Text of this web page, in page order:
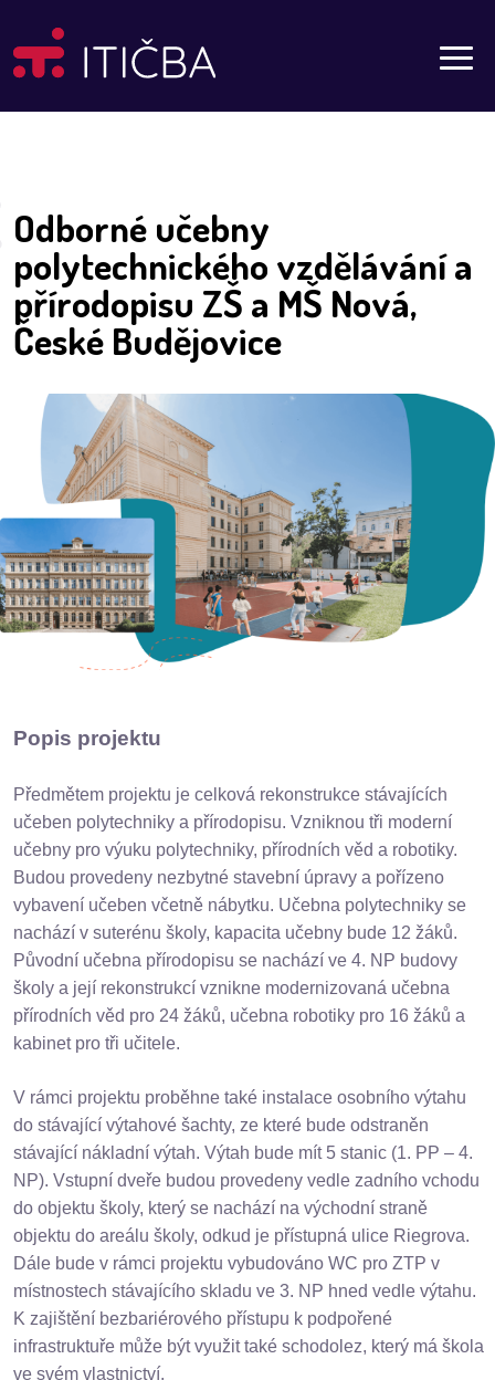
Aktuality
Odborné učebny
polytechnického vzdělávání a
přírodopisu ZŠ a MŠ Nová,
České Budějovice
Popis projektu
Předmětem projektu je celková rekonstrukce stávajících
učeben polytechniky a přírodopisu. Vzniknou tři moderní
učebny pro výuku polytechniky, přírodních věd a robotiky.
Budou provedeny nezbytné stavební úpravy a pořízeno
vybavení učeben včetně nábytku. Učebna polytechniky se
nachází v suterénu školy, kapacita učebny bude 12 žáků.
Původní učebna přírodopisu se nachází ve 4. NP budovy
školy a její rekonstrukcí vznikne modernizovaná učebna
přírodních věd pro 24 žáků, učebna robotiky pro 16 žáků a
kabinet pro tři učitele.
V rámci projektu proběhne také instalace osobního výtahu
do stávající výtahové šachty, ze které bude odstraněn
stávající nákladní výtah. Výtah bude mít 5 stanic (1. PP – 4.
NP). Vstupní dveře budou provedeny vedle zadního vchodu
do objektu školy, který se nachází na východní straně
objektu do areálu školy, odkud je přístupná ulice Riegrova.
Dále bude v rámci projektu vybudováno WC pro ZTP v
místnostech stávajícího skladu ve 3. NP hned vedle výtahu.
K zajištění bezbariérového přístupu k podpořené
infrastruktuře může být využit také schodolez, který má škola
ve svém vlastnictví.